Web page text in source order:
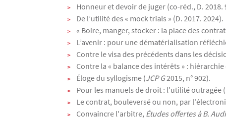
Honneur et devoir de juger (co-réd., D. 2018.
De l’utilité des « mock trials » (D. 2017. 2024).
« Boire, manger, stocker : la place des
L’avenir : pour une dématérialisation
Contre le visa des précédents dans les
Contre la « balance des intérêts » :
Éloge du syllogisme (JCP G2015, n° 902).
Pour les manuels de droit : l'utilité outragée
Le contrat, bouleversé ou non, par
Convaincre l'arbitre, Études offertes à B.